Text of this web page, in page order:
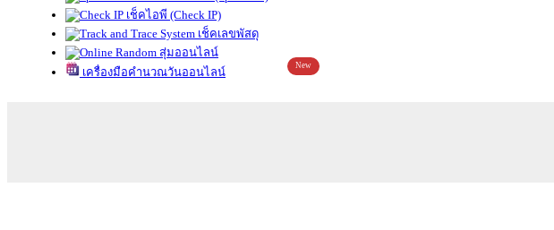
เช็คไอพี (Check IP)
เช็คเลขพัสดุ
สุ่มออนไลน์
เครื่องมือคำนวณวันออนไลน์
New